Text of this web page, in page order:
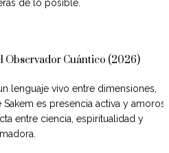
de lo posible.
Observador Cuántico (2026)
lenguaje vivo entre dimensiones,
es presencia activa y
entre ciencia, espiritualidad y